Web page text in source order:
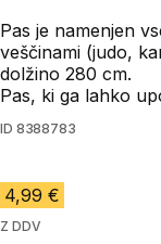
Pas je namenjen
veščinami (judo,
dolžino 280 cm.
Pas, ki ga lahko
ID 8388783
4,99 €
Z DDV